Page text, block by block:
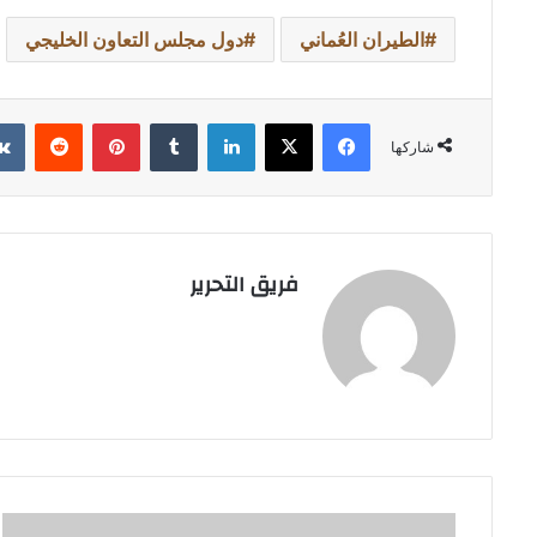
الطيران العُماني دول مجلس التعاون الخليجي
شاركها
فيسبوك ‫X لينكدإن بينتيريست
فريق التحرير